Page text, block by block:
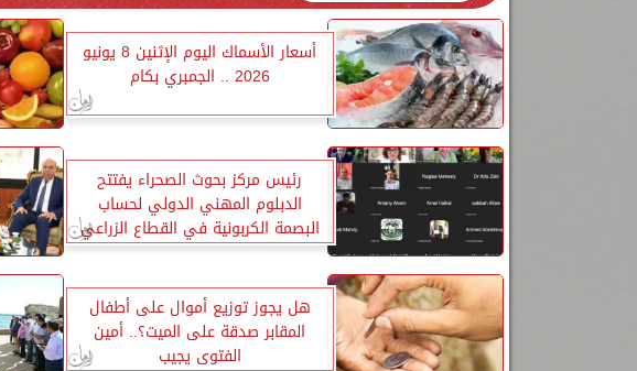
أسعار الأسماك اليوم الإثنين 8 يونيو
2026 .. الجمبري بكام
رئيس مركز بحوث الصحراء يفتتح
الدبلوم المهني الدولي لحساب
البصمة الكربونية في القطاع الزراعي
هل يجوز توزيع أموال على أطفال
المقابر صدقة على الميت؟.. أمين
الفتوى يجيب